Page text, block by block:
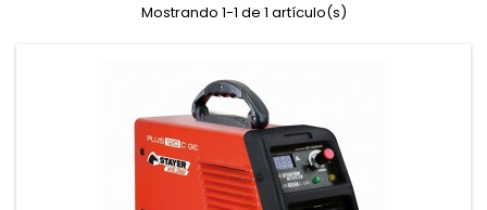
Mostrando 1-1 de 1 artículo(s)